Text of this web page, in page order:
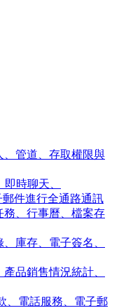
、管道、存取權限與
時聊天、
郵件進行全通路通訊
務、行事曆、檔案存
庫存、電子簽名、
品銷售情況統計、
、電話服務、電子郵